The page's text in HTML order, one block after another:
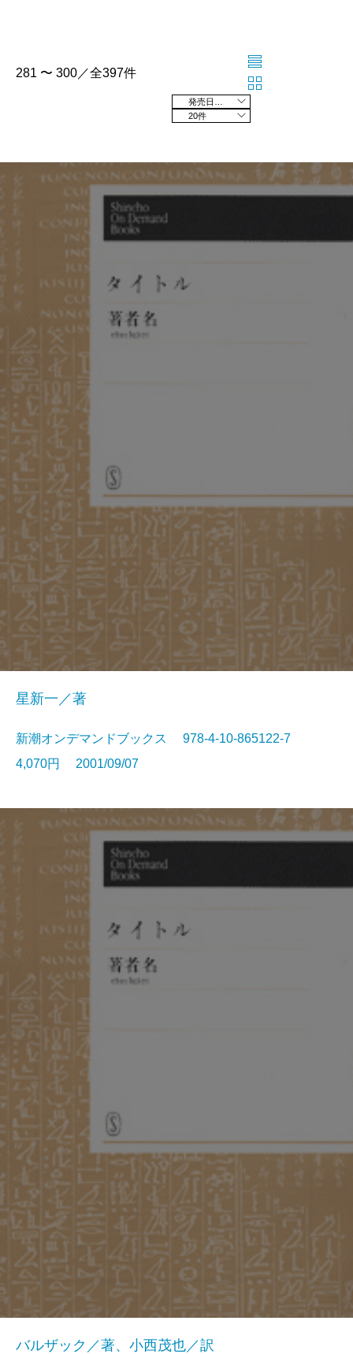
281 〜 300／全397件
20件
星新一／著
新潮オンデマンドブックス 978-4-10-865122-7
4,070円 2001/09/07
バルザック／著、小西茂也／訳